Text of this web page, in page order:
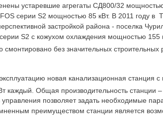
устаревшие агрегаты СД800/32
серии S2 мощностью 85 кВт. В 2011 году в
застройкой района - поселка
S2 с кожухом охлаждения мощностью 155
без значительных строительных
новая канализационная станция
каждый. Общая производительность станции
позволяет задать необходимые
преимуществом станции является